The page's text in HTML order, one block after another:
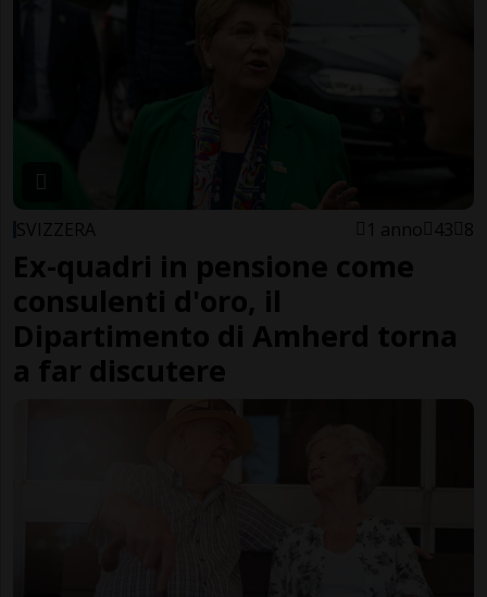
SVIZZERA 1 anno 43 8
Ex-quadri in pensione come
consulenti d'oro, il
Dipartimento di Amherd torna
a far discutere